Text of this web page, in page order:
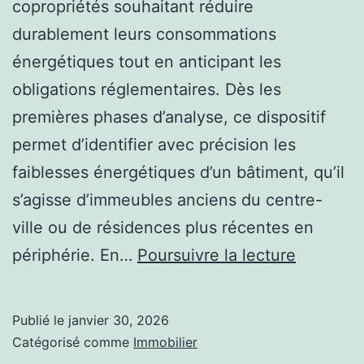
copropriétés souhaitant réduire
durablement leurs consommations
énergétiques tout en anticipant les
obligations réglementaires. Dès les
premières phases d’analyse, ce dispositif
permet d’identifier avec précision les
faiblesses énergétiques d’un bâtiment, qu’il
s’agisse d’immeubles anciens du centre-
ville ou de résidences plus récentes en
périphérie. En… Poursuivre la lecture
Publié le janvier 30, 2026
Catégorisé comme Immobilier